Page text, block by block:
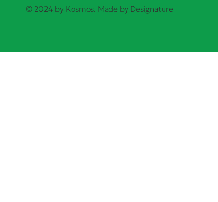
© 2024 by Kosmos. Made by Designature